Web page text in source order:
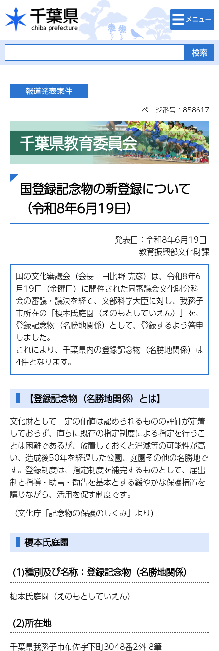
千葉県
検索・メニュ
ー
ページ番号：858617
千葉県教育委員会
国登録記念物の新登録について
（令和8年6月19日）
発表日：令和8年6月19日
教育振興部文化財課
国の文化審議会（会長 日比野 克彦）は、令和8年6
月19日（金曜日）に開催された同審議会文化財分科
会の審議・議決を経て、文部科学大臣に対し、我孫子
市所在の「榎本氏庭園（えのもとしていえん）」を、
登録記念物（名勝地関係）として、登録するよう答申
しました。
これにより、千葉県内の登録記念物（名勝地関係）は
4件となります。
【登録記念物（名勝地関係）とは】
文化財として一定の価値は認められるものの評価が定着
しておらず、直ちに既存の指定制度による指定を行うこ
とは困難であるが、放置しておくと消滅等の可能性が高
い、造成後50年を経過した公園、庭園その他の名勝地で
す。登録制度は、指定制度を補完するものとして、届出
制と指導・助言・勧告を基本とする緩やかな保護措置を
講じながら、活用を促す制度です。
（文化庁「記念物の保護のしくみ」より）
榎本氏庭園
(1)種別及び名称：登録記念物（名勝地関係）
榎本氏庭園（えのもとしていえん）
(2)所在地
千葉県我孫子市布佐字下町3048番2外 8筆